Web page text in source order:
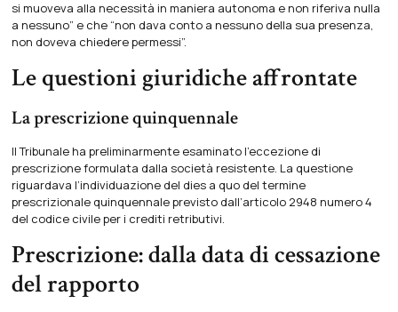
si muoveva alla necessità in maniera autonoma e non riferiva nulla
a nessuno” e che “non dava conto a nessuno della sua presenza,
non doveva chiedere permessi”.
Le questioni giuridiche affrontate
La prescrizione quinquennale
Il Tribunale ha preliminarmente esaminato l’eccezione di
prescrizione formulata dalla società resistente. La questione
riguardava l’individuazione del dies a quo del termine
prescrizionale quinquennale previsto dall’articolo 2948 numero 4
del codice civile per i crediti retributivi.
Prescrizione: dalla data di cessazione
del rapporto